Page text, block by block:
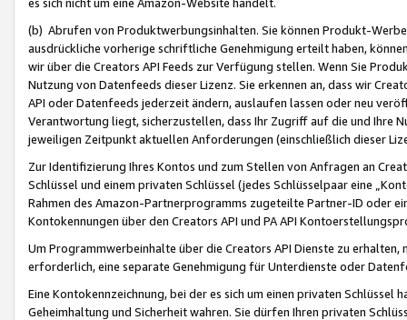
(b) Abrufen von Produktwerbungsinhalten. Sie können Produkt-
ausdrückliche vorherige schriftliche Genehmigung erteilt haben,
wir über die Creators API Feeds zur Verfügung stellen. Wenn Sie
Nutzung von Datenfeeds dieser Lizenz. Sie erkennen an, dass wir
API oder Datenfeeds jederzeit ändern, auslaufen lassen oder neu
Verantwortung liegt, sicherzustellen, dass Ihr Zugriff auf die und Ihre
jeweiligen Zeitpunkt aktuellen Anforderungen (einschließlich dieser
Zur Identifizierung Ihres Kontos und zum Stellen von Anfragen an
Schlüssel und einem privaten Schlüssel (jedes Schlüsselpaar eine
Rahmen des Amazon-Partnerprogramms zugeteilte Partner-ID oder
Kontokennungen über den Creators API und PA API
Um Programmwerbeinhalte über die Creators API Dienste zu
erforderlich, eine separate Genehmigung für Unterdienste oder
Eine Kontokennzeichnung, bei der es sich um einen privaten
Geheimhaltung und Sicherheit wahren. Sie dürfen Ihren privaten